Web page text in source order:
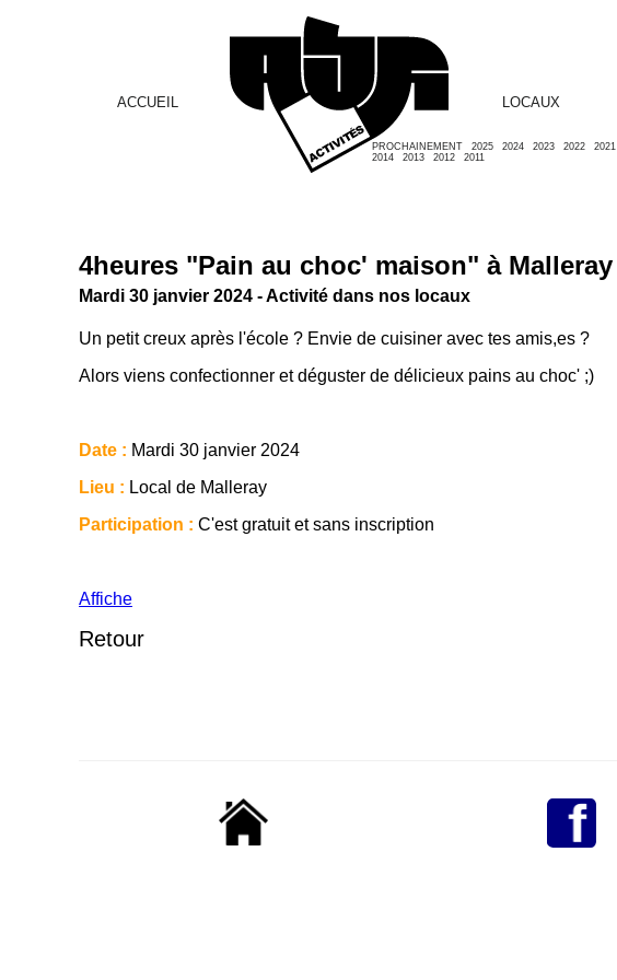
ACCUEIL
PROCHAINEMENT 2025 2024 2023 2022 2021
2014
2013 2012 2011
LOCAUX
4heures "Pain au choc' maison" à Malleray
Mardi 30 janvier 2024 - Activité dans nos locaux
Un petit creux après l'école ? Envie de cuisiner avec tes amis,es ?
Alors viens confectionner et déguster de délicieux pains au choc' ;)
Date : Mardi 30 janvier 2024
Lieu : Local de Malleray
Participation : C'est gratuit et sans inscription
Affiche
Retour